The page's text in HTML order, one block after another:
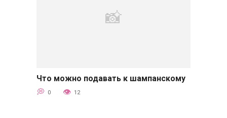
Что можно подавать к шампанскому
0 12